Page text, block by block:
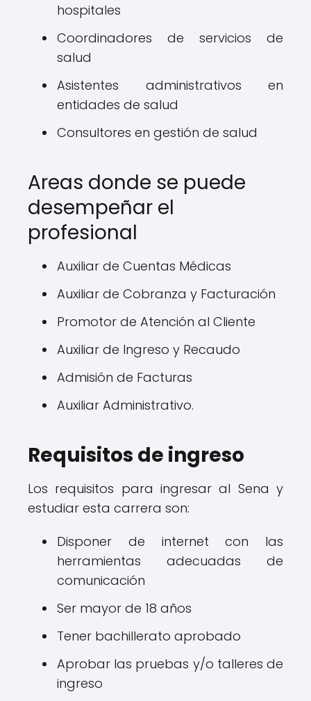
hospitales
Coordinadores de servicios de
salud
Asistentes administrativos en
entidades de salud
Consultores en gestión de salud
Areas donde se puede
desempeñar el
profesional
Auxiliar de Cuentas Médicas
Auxiliar de Cobranza y Facturación
Promotor de Atención al Cliente
Auxiliar de Ingreso y Recaudo
Admisión de Facturas
Auxiliar Administrativo.
Requisitos de ingreso
Los requisitos para ingresar al Sena y
estudiar esta carrera son:
Disponer de internet con las
herramientas adecuadas de
comunicación
Ser mayor de 18 años
Tener bachillerato aprobado
Aprobar las pruebas y/o talleres de
ingreso